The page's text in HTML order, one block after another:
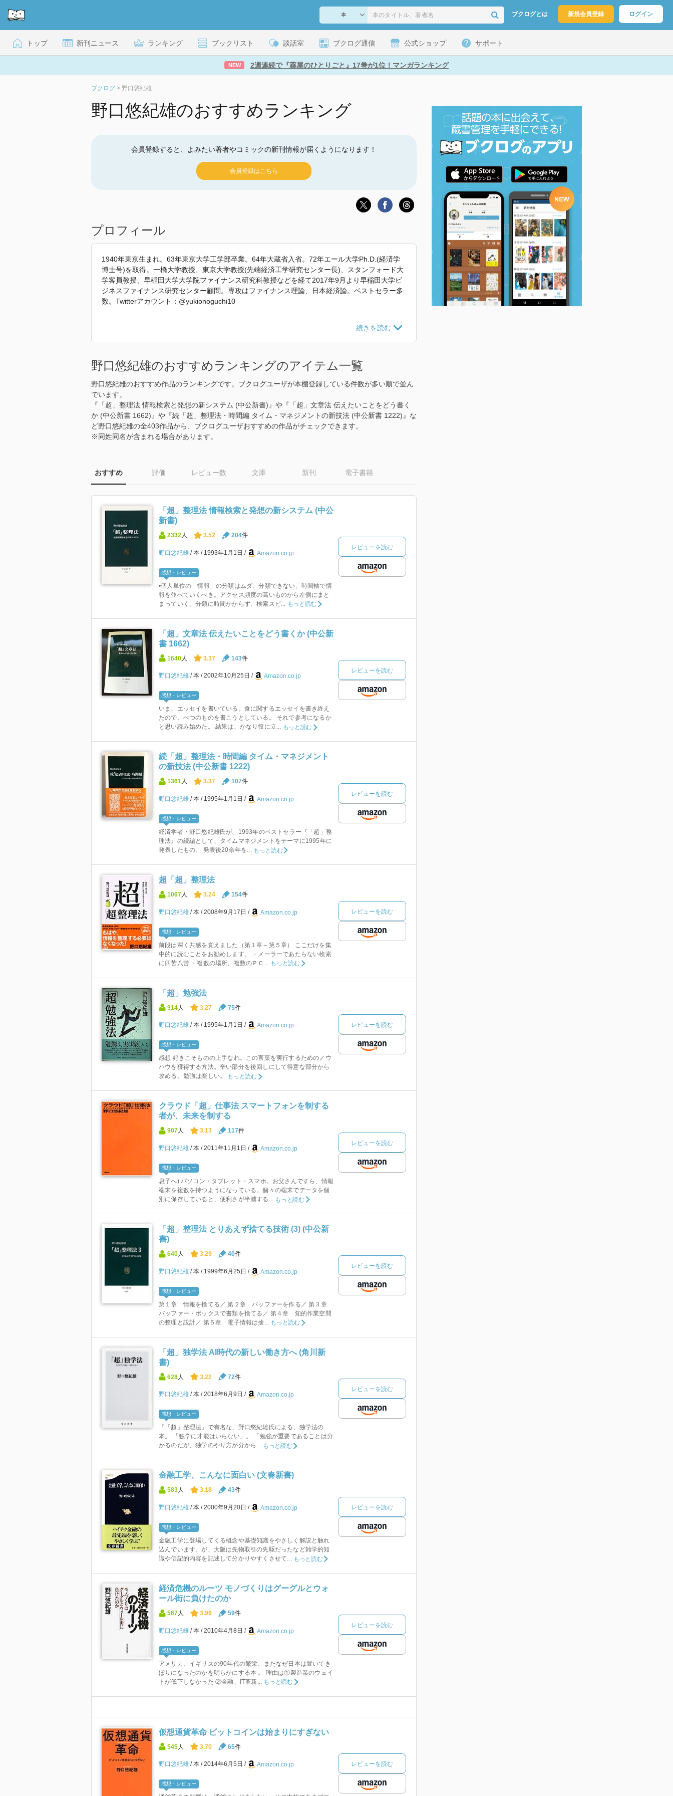
ブクログとは 新規会員登録 ログイン
トップ 新刊ニュース ランキング ブックリスト 談話室 ブクログ通信 公式ショップ サポート
NEW 2週連続で『薬屋のひとりごと』17巻が1位！マンガランキング
ブクログ > 野口悠紀雄
野口悠紀雄のおすすめランキング
会員登録すると、よみたい著者やコミックの新刊情報が届くようになります！
会員登録はこちら
プロフィール
1940年東京生まれ。63年東京大学工学部卒業。64年大蔵省入省。72年エール大学Ph.D.(経済学
博士号)を取得。一橋大学教授、東京大学教授(先端経済工学研究センター長)、スタンフォード大
学客員教授、早稲田大学大学院ファイナンス研究科教授などを経て2017年9月より早稲田大学ビ
ジネスファイナンス研究センター顧問。専攻はファイナンス理論、日本経済論。ベストセラー多
数。Twitterアカウント：@yukionoguchi10
野口悠紀雄のおすすめランキングのアイテム一覧
野口悠紀雄のおすすめ作品のランキングです。ブクログユーザが本棚登録している件数が多い順で並ん
でいます。
『「超」整理法 情報検索と発想の新システム (中公新書)』や『「超」文章法 伝えたいことをどう書く
か (中公新書 1662)』や『続「超」整理法・時間編 タイム・マネジメントの新技法 (中公新書 1222)』な
ど野口悠紀雄の全403作品から、ブクログユーザおすすめの作品がチェックできます。
※同姓同名が含まれる場合があります。
おすすめ 評価 レビュー数 文庫 新刊 電子書籍
「超」整理法 情報検索と発想の新システム (中公
新書)
2332人 3.52 204件
野口悠紀雄 本 1993年1月1日 Amazon.co.jp
感想・レビュー
•個人単位の「情報」の分類はムダ、分類できない、時間軸で情
報を並べていくべき。アクセス頻度の高いものから左側にまと
まっていく。分類に時間かからず、検索スピ...
もっと読む
レビューを読む
「超」文章法 伝えたいことをどう書くか (中公新
書 1662)
1640 人 3.37 143件
野口悠紀雄 本 2002年10月25日 Amazon.co.jp
感想・レビュー
いま、エッセイを書いている。食に関するエッセイを書き終え
たので、べつのものを書こうとしている。 それで参考になるか
と思い読み始めた。 結果は、かなり役に立... もっと読む
レビューを読む
続「超」整理法・時間編 タイム・マネジメント
の新技法 (中公新書 1222)
1361人 3.37 107件
野口悠紀雄 本 1995年1月1日 Amazon.co.jp
感想・レビュー
経済学者・野口悠紀雄氏が、1993年のベストセラー『「超」整
理法』の続編として、タイムマネジメントをテーマに1995年に
発表したもの。 発表後20余年を... もっと読む
レビューを読む
超「超」整理法
1067 人 3.24 154件
野口悠紀雄 本 2008年9月17日 Amazon.co.jp
感想・レビュー
前段は深く共感を覚えました（第１章～第５章） ここだけを集
中的に読むことをお勧めします。 ・メーラーであたらない検索
に四苦八苦 ・複数の場所、複数のＰＣ...
もっと読む
レビューを読む
「超」勉強法
914 人 3.27 75件
野口悠紀雄 本 1995年1月1日 Amazon.co.jp
感想・レビュー
感想 好きこそものの上手なれ。この言葉を実行するためのノウ
ハウを獲得する方法。辛い部分を後回しにして得意な部分から
攻める。勉強は楽しい。
もっと読む
レビューを読む
クラウド「超」仕事法 スマートフォンを制する
者が、未来を制する
907人 3.13 117件
野口悠紀雄 本 2011年11月1日 Amazon.co.jp
感想・レビュー
息子へ) パソコン・タブレット・スマホ。お父さんですら、情報
端末を複数を持つようになっている。個々の端末でデータを個
別に保存していると、便利さが半減する... もっと読む
レビューを読む
「超」整理法 とりあえず捨てる技術 (3) (中公新
書)
640 人 3.29 40件
野口悠紀雄 本 1999年6月25日 Amazon.co.jp
感想・レビュー
第１章 情報を捨てる／ 第２章 バッファーを作る／ 第３章
バッファー・ボックスで書類を捨てる／ 第４章 知的作業空間
の整理と設計／ 第５章 電子情報は捨...
もっと読む
レビューを読む
「超」独学法 AI時代の新しい働き方へ (角川新
書)
628 人 3.22 72件
野口悠紀雄 本 2018年6月9日 Amazon.co.jp
感想・レビュー
『「超」整理法』で有名な、野口悠紀雄氏による、独学法の
本。 「独学に才能はいらない」。 「勉強が重要であることは分
かるのだが、独学のやり方が分から... もっと読む
レビューを読む
金融工学、こんなに面白い (文春新書)
583人 3.18 43件
野口悠紀雄 本 2000年9月20日 Amazon.co.jp
感想・レビュー
金融工学に登場してくる概念や基礎知識をやさしく解説と触れ
込んでいます。が、大阪は先物取引の先駆だったなど雑学的知
識や伝記的内容を記述して分かりやすくさせて... もっと読む
レビューを読む
経済危機のルーツ モノづくりはグーグルとウォ
ール街に負けたのか
567 人 3.99 59件
野口悠紀雄 本 2010年4月8日 Amazon.co.jp
感想・レビュー
アメリカ、イギリスの90年代の繁栄、またなぜ日本は置いてき
ぼりになったのかを明らかにする本 。 理由は①製造業のウェイ
トが低下しなかった ②金融、IT革新...
もっと読む
レビューを読む
仮想通貨革命 ビットコインは始まりにすぎない
545 人 3.70 65件
野口悠紀雄 本 2014年6月5日 Amazon.co.jp
感想・レビュー
レビューを読む